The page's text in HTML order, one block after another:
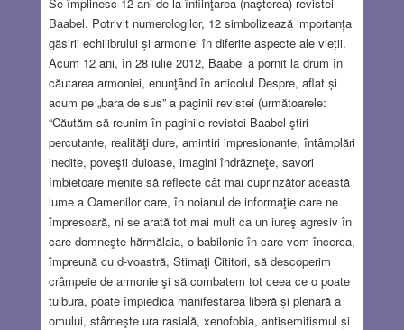
Se împlinesc 12 ani de la înfiinţarea (naşterea) revistei
Baabel. Potrivit numerologilor, 12 simbolizează importanța
găsirii echilibrului și armoniei în diferite aspecte ale vieții.
Acum 12 ani, în 28 iulie 2012, Baabel a pornit la drum în
căutarea armoniei, enunţând în articolul Despre, aflat și
acum pe „bara de sus” a paginii revistei (următoarele:
“Căutăm să reunim în paginile revistei Baabel ştiri
percutante, realităţi dure, amintiri impresionante, întâmplări
inedite, poveşti duioase, imagini îndrăzneţe, savori
îmbietoare menite să reflecte cât mai cuprinzător această
lume a Oamenilor care, în noianul de informaţie care ne
împresoară, ni se arată tot mai mult ca un iureş agresiv în
care domneşte hărmălaia, o babilonie în care vom încerca,
împreună cu d-voastră, Stimaţi Cititori, să descoperim
crâmpeie de armonie şi să combatem tot ceea ce o poate
tulbura, poate împiedica manifestarea liberă și plenară a
omului, stârneşte ura rasială, xenofobia, antisemitismul și